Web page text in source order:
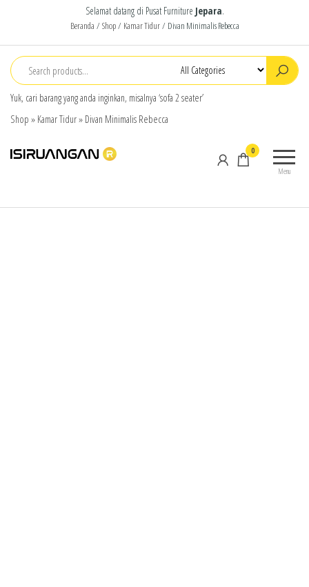
Selamat datang di Pusat Furniture Jepara.
Beranda / Shop/ Kamar Tidur/ Divan Minimalis Rebecca
Yuk, cari barang yang anda inginkan, misalnya ‘sofa 2 seater’
Shop » Kamar Tidur» Divan Minimalis Rebecca
products
Menu
0